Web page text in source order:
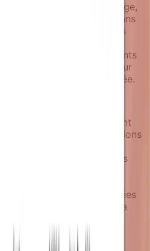
fournir des données d'usage,
contexte de facturation sans
de données
pourrait vérifier l'usage
de plan, les événements
la croissance d'équipe pour
mise à niveau appropriée.
revenus :
d'usage qui apparaissent
atteignent les restrictions
à niveau de fonctionnalités
avec des données
sur l'usage réel de la
ciblant les utilisateurs
d'équipe grandit